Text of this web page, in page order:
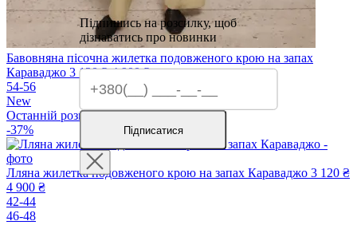
Бавовняна пісочна жилетка подовженого крою на запах
Караваджо 3 120 ₴ 4 900 ₴
54-56
New
Останній розмір
-37%
Лляна жилетка подовженого крою на запах Караваджо 3 120 ₴
4 900 ₴
42-44
46-48
Підпишись на розсилку, щоб
дізнаватись про новинки
Підписатися